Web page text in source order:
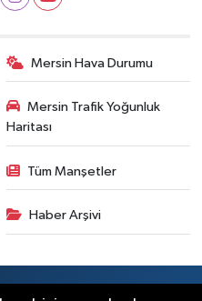
Mersin Hava Durumu
Mersin Trafik Yoğunluk
Haritası
Tüm Manşetler
Haber Arşivi
2025. Her hakkı saklıdır.